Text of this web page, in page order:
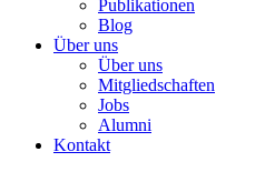
Publikationen
Blog
Über uns
Über uns
Mitgliedschaften
Jobs
Alumni
Kontakt